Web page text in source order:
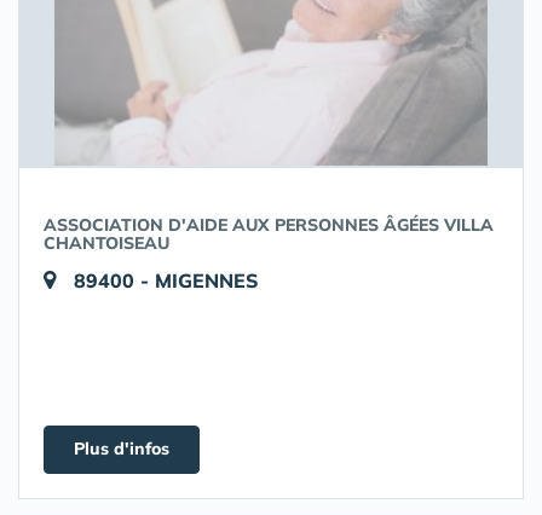
ASSOCIATION D'AIDE AUX PERSONNES ÂGÉES VILLA
CHANTOISEAU
89400 - MIGENNES
Plus d'infos